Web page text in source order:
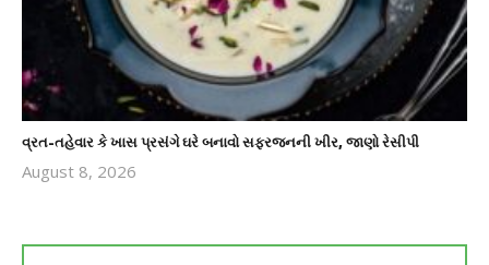
વ્રત-તહેવાર કે ખાસ પ્રસંગે ઘરે બનાવો સફરજનની ખીર, જાણો રેસીપી
August 8, 2026